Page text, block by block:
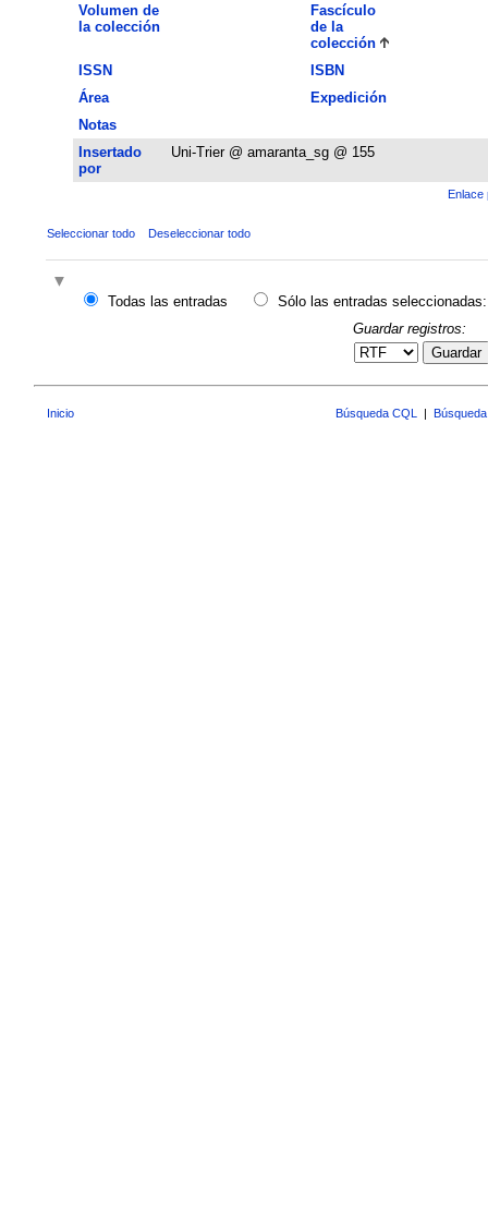
Volumen de
la colección
Fascículo
de la
colección
ISSN
ISBN
Área
Expedición
Notas
Insertado
por
Uni-Trier @ amaranta_sg @ 155
Enlace
Seleccionar todo Deseleccionar todo
Todas las entradas
Sólo las entradas seleccionadas:
Guardar registros:
Guardar
Inicio Búsqueda CQL